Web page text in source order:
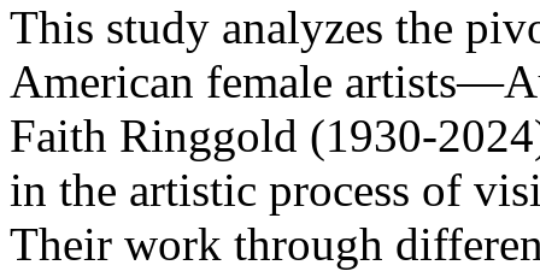
This study analyzes the
American female
Faith Ringgold (1930-
in the artistic process of
Their work through